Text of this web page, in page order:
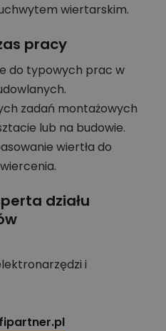
wiertarskim.
pracy
do typowych prac w
zadań montażowych
lub na budowie.
wiertła do
działu
i